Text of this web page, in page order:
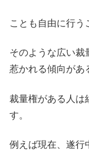
ことも自由に行う
そのような広い裁
惹かれる傾向があ
裁量権がある人は
す。
例えば現在、遂行